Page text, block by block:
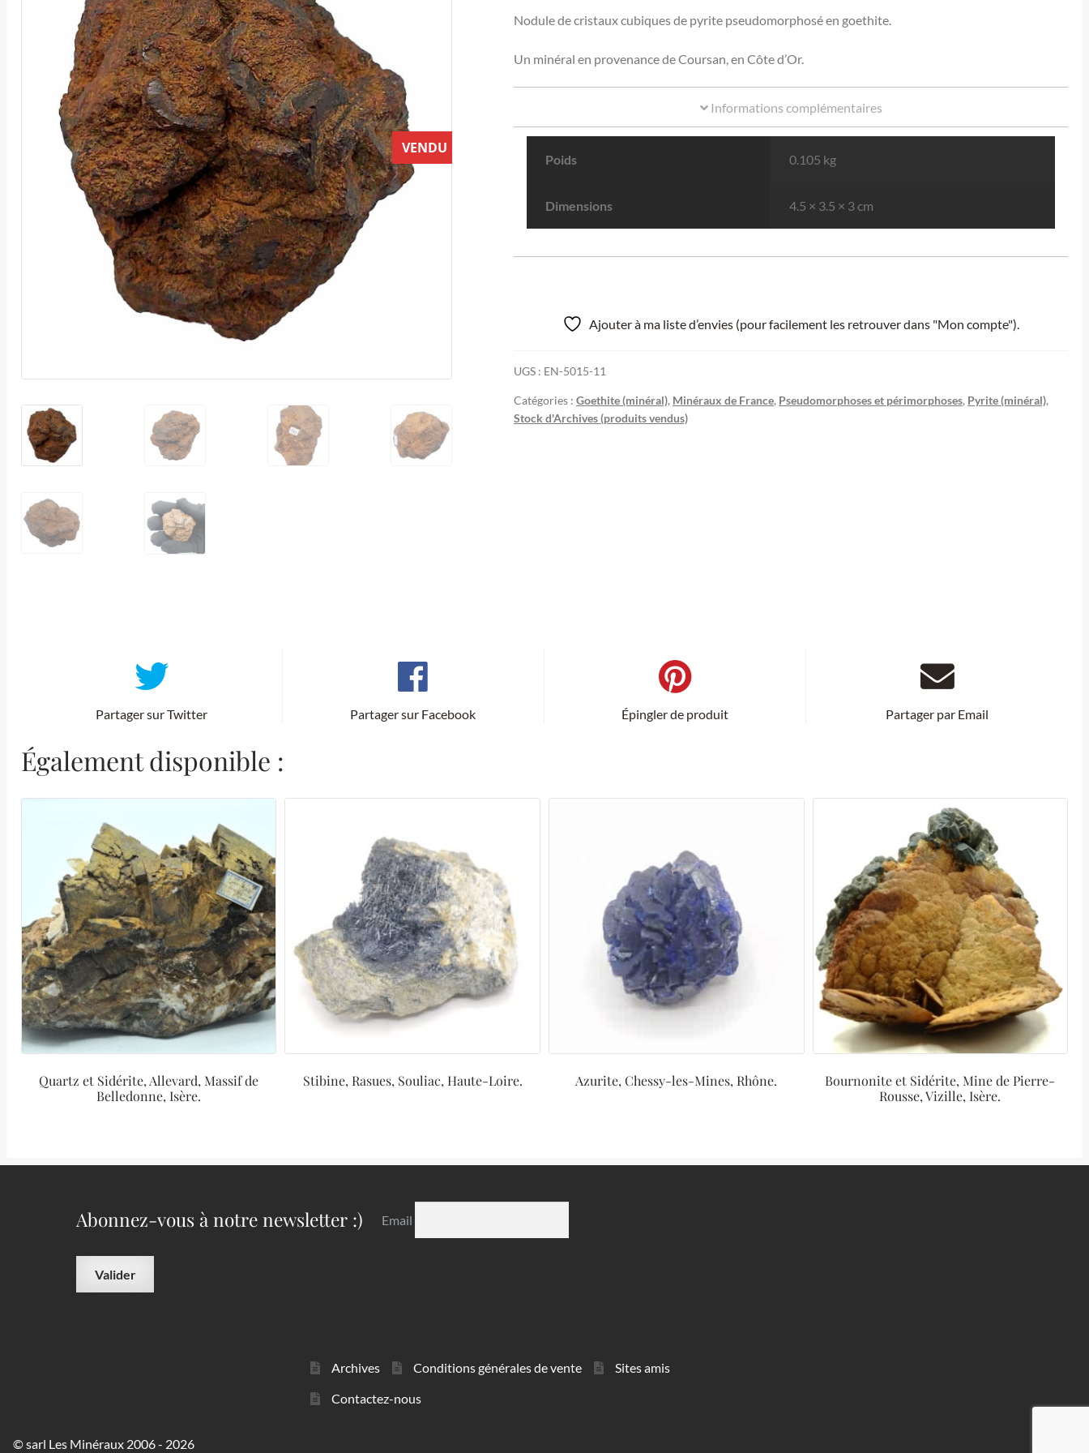
VENDU
Nodule de cristaux cubiques de pyrite pseudomorphosé en goethite.
Un minéral en provenance de Coursan, en Côte d’Or.
Informations complémentaires
Poids 0.105 kg
Dimensions 4.5 × 3.5 × 3 cm
Ajouter à ma liste d’envies (pour facilement les retrouver dans "Mon compte").
UGS : EN-5015-11
Catégories : Goethite (minéral), Minéraux de France, Pseudomorphoses et périmorphoses, Pyrite (minéral),
Stock d'Archives (produits vendus)
Partager sur Twitter Partager sur Facebook Épingler de produit Partager par Email
Également disponible :
Quartz et Sidérite, Allevard, Massif de
Belledonne, Isère.
Stibine, Rasues, Souliac, Haute-Loire. Azurite, Chessy-les-Mines, Rhône.
Bournonite et Sidérite, Mine de Pierre-
Rousse, Vizille, Isère.
Abonnez-vous à notre newsletter :) Email
Archives Conditions générales de vente
Sites amis
Contactez-nous
© sarl Les Minéraux 2006 - 2026